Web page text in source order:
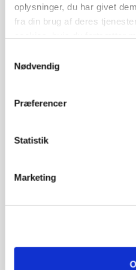
oplysninger, du har givet
fra din brug af deres
Nødvendig
Præferencer
Statistik
Marketing
KVÆG